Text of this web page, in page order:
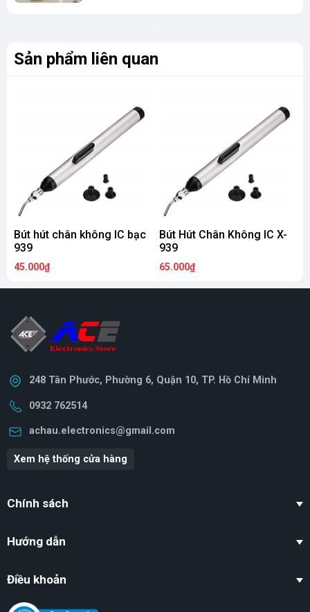
Sản phẩm liên quan
Bút hút chân không IC bạc
939
45.000₫
Bút Hút Chân Không IC X-
939
65.000₫
248 Tân Phước, Phường 6, Quận 10, TP. Hồ Chí Minh
0932 762514
achau.electronics@gmail.com
Xem hệ thống cửa hàng
Chính sách
Hướng dẫn
Điều khoản